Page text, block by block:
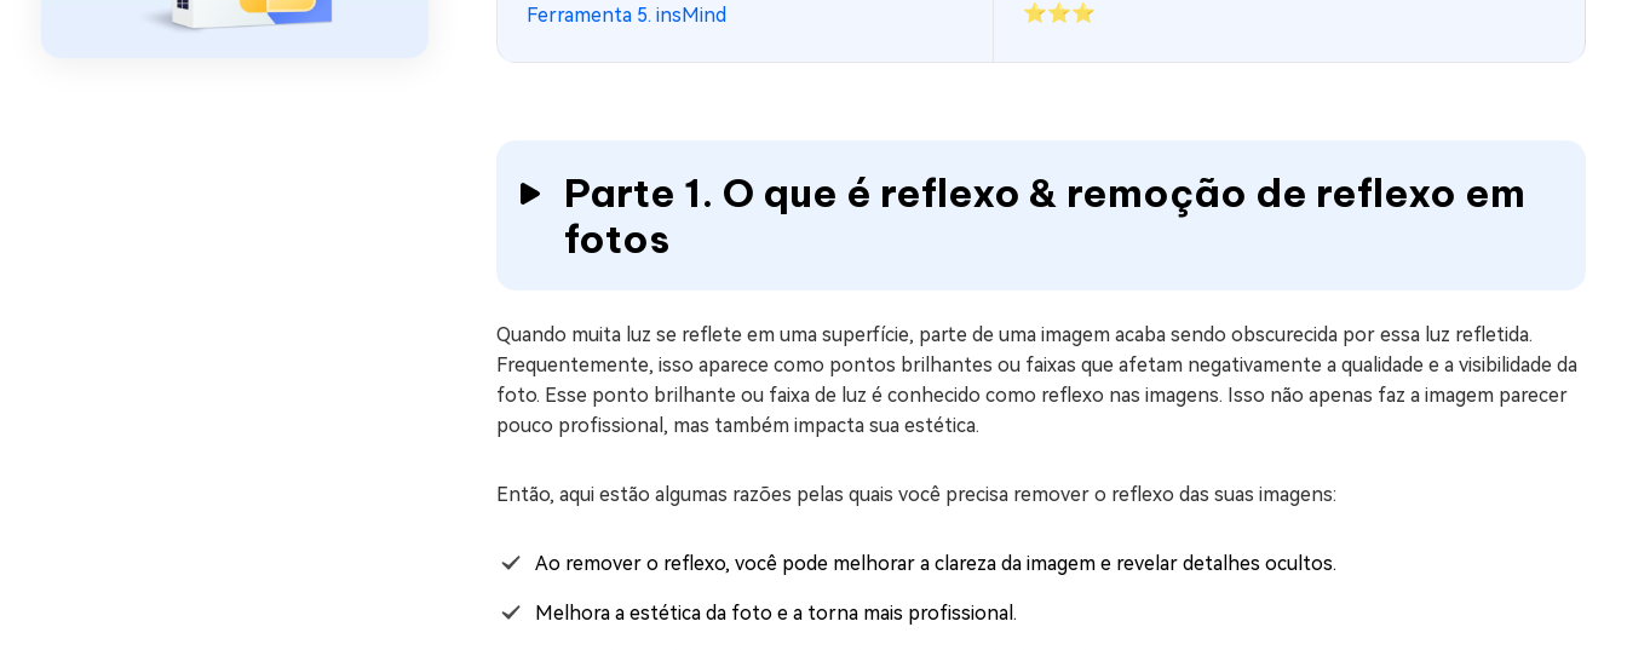
Ferramenta 5. insMind ⭐⭐⭐
Parte 1. O que é reflexo & remoção de reflexo em
fotos
Quando muita luz se reflete em uma superfície, parte de uma imagem acaba sendo obscurecida por essa luz refletida.
Frequentemente, isso aparece como pontos brilhantes ou faixas que afetam negativamente a qualidade e a visibilidade da
foto. Esse ponto brilhante ou faixa de luz é conhecido como reflexo nas imagens. Isso não apenas faz a imagem parecer
pouco profissional, mas também impacta sua estética.
Então, aqui estão algumas razões pelas quais você precisa remover o reflexo das suas imagens:
Ao remover o reflexo, você pode melhorar a clareza da imagem e revelar detalhes ocultos.
Melhora a estética da foto e a torna mais profissional.